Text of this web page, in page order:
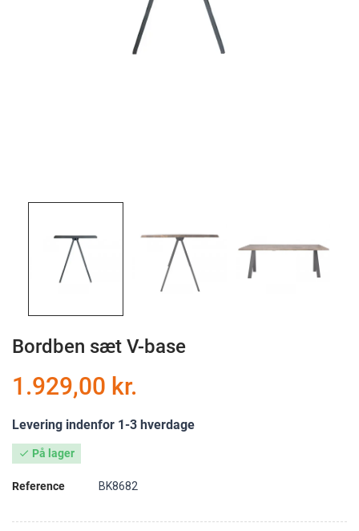
Bordben sæt V-base
1.929,00 kr.
Levering indenfor 1-3 hverdage
 På lager
Reference BK8682